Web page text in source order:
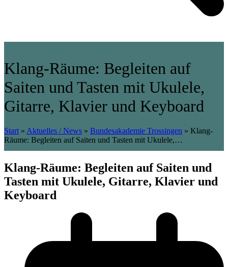
Klang-Räume: Begleiten auf
Saiten und Tasten mit Ukulele,
Gitarre, Klavier und Keyboard
Start » Aktuelles / News » Bundesakademie Trossingen » Klang-
Räume: Begleiten auf Saiten und Tasten mit Ukulele,…
Klang-Räume: Begleiten auf Saiten und
Tasten mit Ukulele, Gitarre, Klavier und
Keyboard